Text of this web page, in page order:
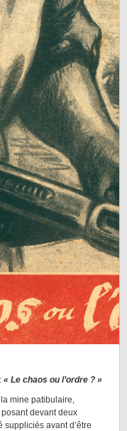
« Le chaos ou l’ordre ? »
mine patibulaire,
devant deux
suppliciés avant d’être